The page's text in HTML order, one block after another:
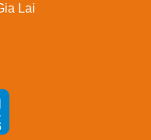
Lai